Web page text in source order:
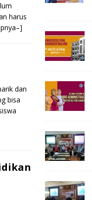
harus
dan
bisa